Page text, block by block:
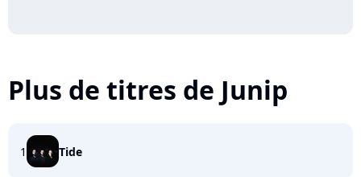
Plus de titres de Junip
1 Tide